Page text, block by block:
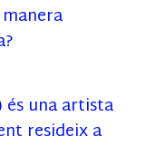
és una artista
resideix a